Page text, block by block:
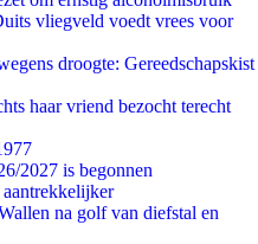
vliegveld voedt vrees voor
droogte: Gereedschapskist
haar vriend bezocht terecht
2027 is begonnen
na golf van diefstal en